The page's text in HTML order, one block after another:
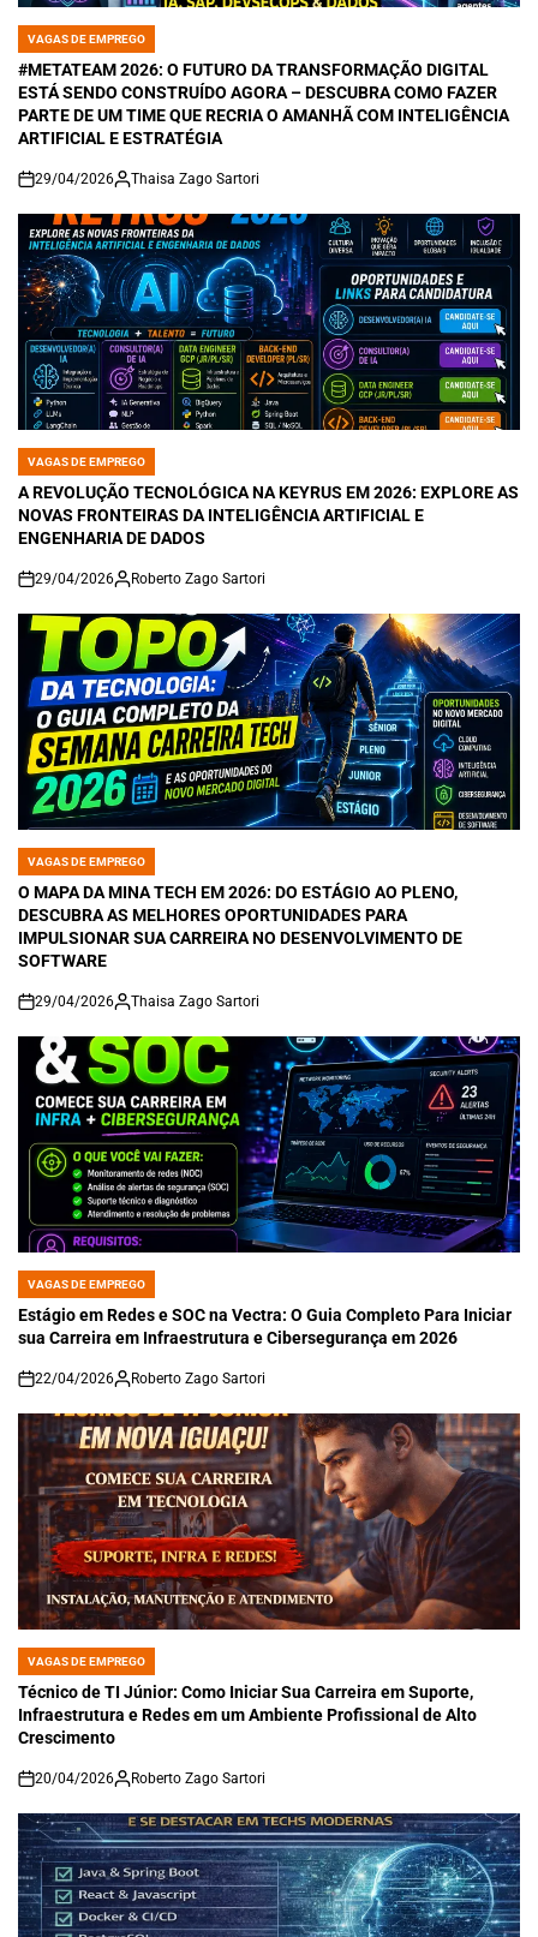
POSTED
IN
VAGAS DE EMPREGO
#METATEAM 2026: O FUTURO DA TRANSFORMAÇÃO DIGITAL
ESTÁ SENDO CONSTRUÍDO AGORA – DESCUBRA COMO FAZER
PARTE DE UM TIME QUE RECRIA O AMANHÃ COM INTELIGÊNCIA
ARTIFICIAL E ESTRATÉGIA
on
29/04/2026 Thaisa Zago Sartori
POSTED
IN
VAGAS DE EMPREGO
A REVOLUÇÃO TECNOLÓGICA NA KEYRUS EM 2026: EXPLORE AS
NOVAS FRONTEIRAS DA INTELIGÊNCIA ARTIFICIAL E
ENGENHARIA DE DADOS
on
29/04/2026 Roberto Zago Sartori
POSTED
IN
VAGAS DE EMPREGO
O MAPA DA MINA TECH EM 2026: DO ESTÁGIO AO PLENO,
DESCUBRA AS MELHORES OPORTUNIDADES PARA
IMPULSIONAR SUA CARREIRA NO DESENVOLVIMENTO DE
SOFTWARE
on
29/04/2026 Thaisa Zago Sartori
POSTED
IN
VAGAS DE EMPREGO
Estágio em Redes e SOC na Vectra: O Guia Completo Para Iniciar
sua Carreira em Infraestrutura e Cibersegurança em 2026
on
22/04/2026 Roberto Zago Sartori
POSTED
IN
VAGAS DE EMPREGO
Técnico de TI Júnior: Como Iniciar Sua Carreira em Suporte,
Infraestrutura e Redes em um Ambiente Profissional de Alto
Crescimento
on
20/04/2026 Roberto Zago Sartori